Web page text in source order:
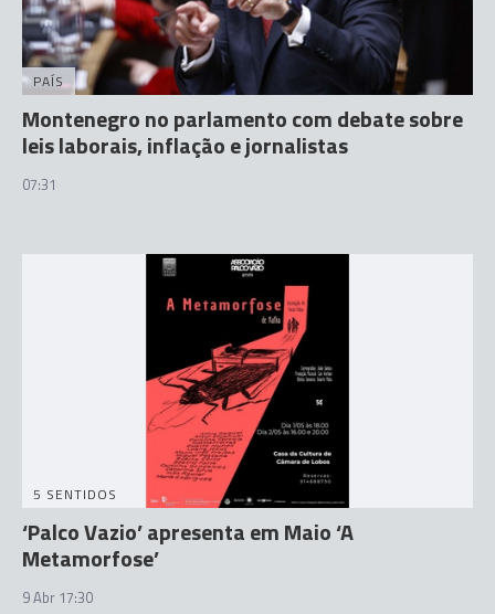
PAÍS
Montenegro no parlamento com debate sobre
leis laborais, inflação e jornalistas
07:31
5 SENTIDOS
‘Palco Vazio’ apresenta em Maio ‘A
Metamorfose’
9 Abr 17:30